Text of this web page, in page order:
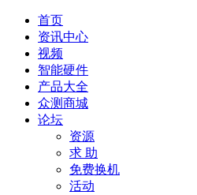
首页
资讯中心
视频
智能硬件
产品大全
众测商城
论坛
资源
求 助
免费换机
活动